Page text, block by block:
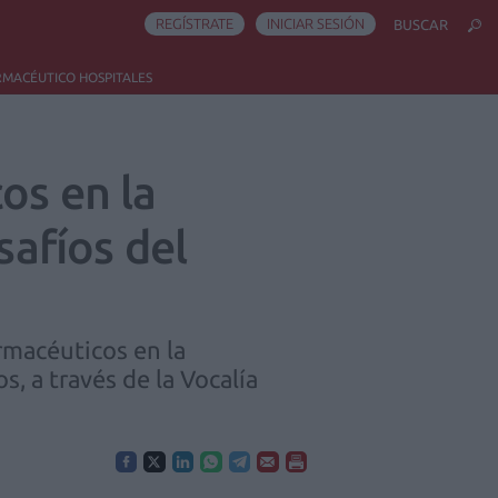
HOSPITALES
REGÍSTRATE INICIAR SESIÓN BUSCAR
en la
del
en la
a través de la Vocalía